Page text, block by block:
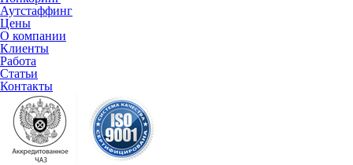
Аутстаффинг
Цены
О компании
Клиенты
Работа
Статьи
Контакты